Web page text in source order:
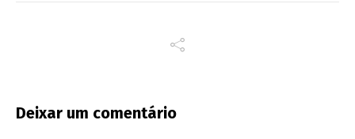
Deixar um comentário